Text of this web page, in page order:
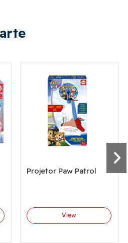
Projetor Paw Patrol
View